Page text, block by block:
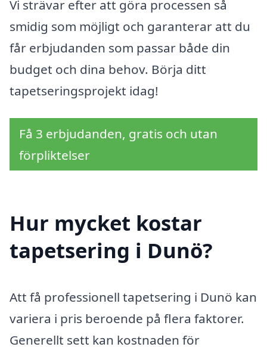
Vi strävar efter att göra processen så
smidig som möjligt och garanterar att du
får erbjudanden som passar både din
budget och dina behov. Börja ditt
tapetseringsprojekt idag!
Få 3 erbjudanden, gratis och utan
förpliktelser
Hur mycket kostar
tapetsering i Dunö?
Att få professionell tapetsering i Dunö kan
variera i pris beroende på flera faktorer.
Generellt sett kan kostnaden för